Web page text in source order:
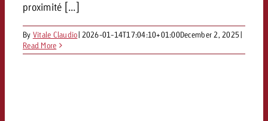
proximité [...]
By Vitale Claudio| 2026-01-14T17:04:10+01:00December 2, 2025|
Read More